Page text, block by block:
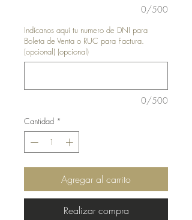
0/500
Indícanos aquí tu numero de DNI para
Boleta de Venta o RUC para Factura.
(opcional) (opcional)
0/500
Cantidad *
Agregar al carrito
Realizar compra